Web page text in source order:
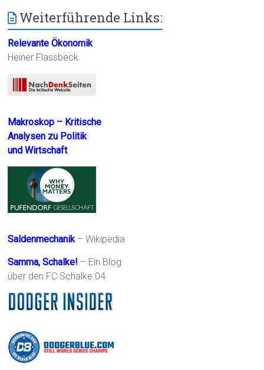
Weiterführende Links:
Relevante Ökonomik
Heiner Flassbeck
Makroskop – Kritische
Analysen zu Politik
und Wirtschaft
Saldenmechanik– Wikipedia
Samma, Schalke! – Ein Blog
über den FC Schalke 04